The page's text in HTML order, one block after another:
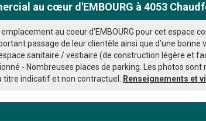
au cœur d'EMBOURG à 4053
au coeur d'EMBOURG pour cet espace
passage de leur clientèle ainsi que d'une
sanitaire / vestiaire (de construction légère et
- Nombreuses places de parking. Les photos
indicatif et non contractuel. Renseignements et